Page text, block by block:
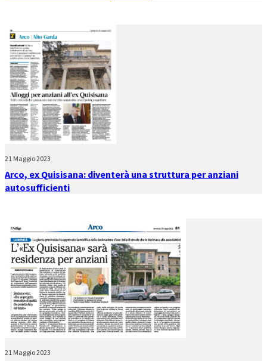
21 Maggio 2023
Arco, ex Quisisana: diventerà una struttura per anziani
autosufficienti
21 Maggio 2023